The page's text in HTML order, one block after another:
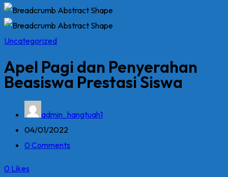
Uncategorized
Apel Pagi dan Penyerahan
Beasiswa Prestasi Siswa
admin_hangtuah1
04/01/2022
0 Comments
0 Likes